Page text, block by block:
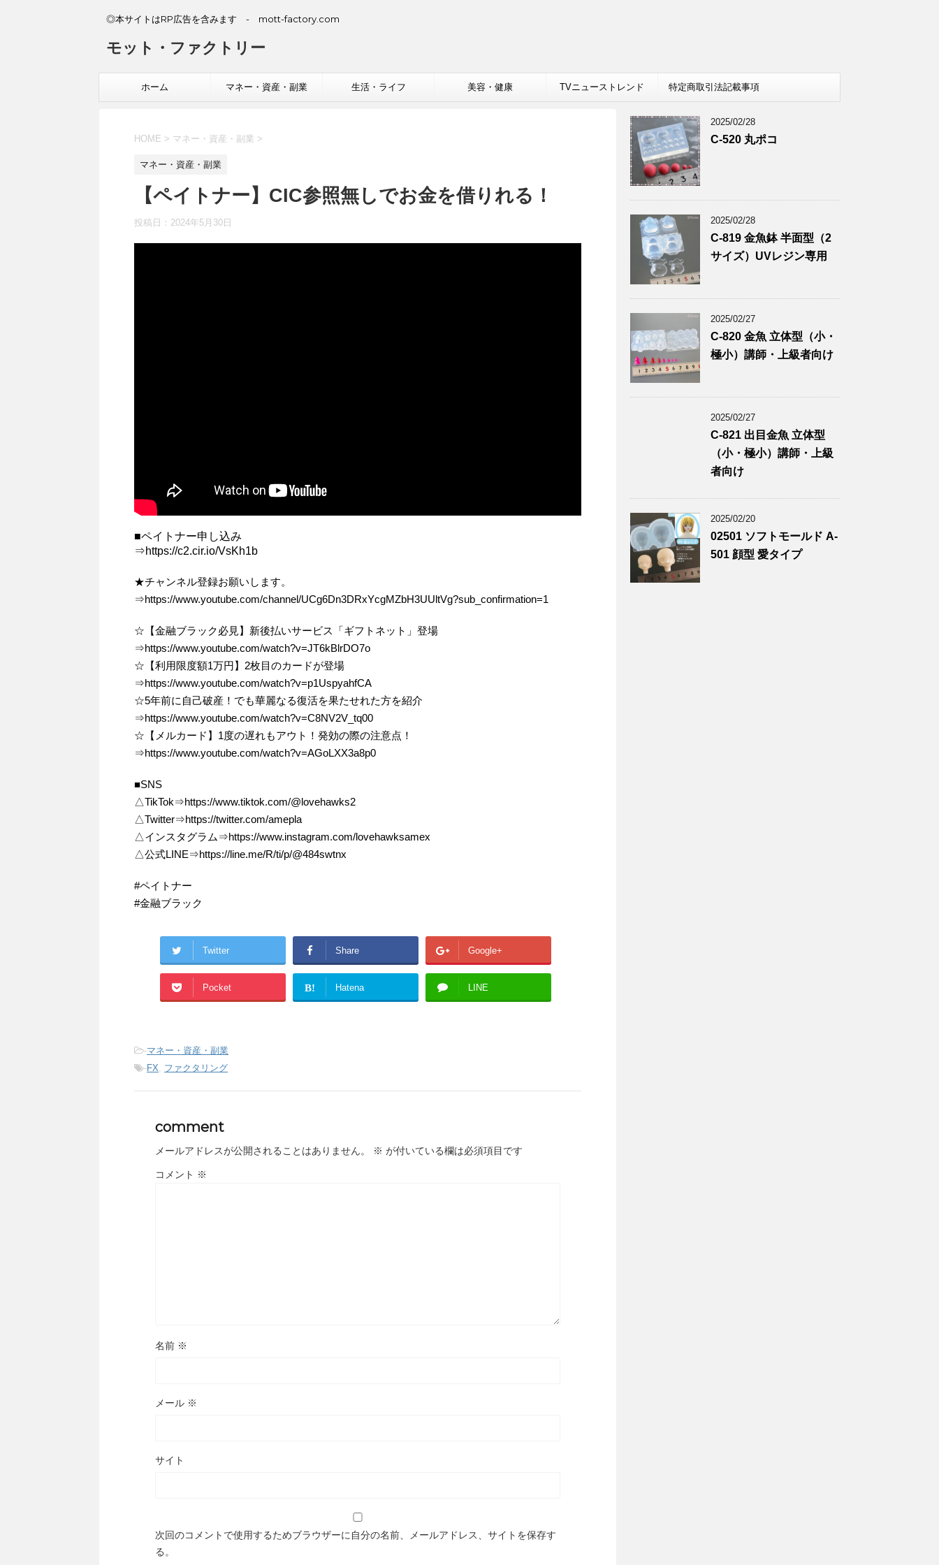
◎本サイトはRP広告を含みます - mott-factory.com
モット・ファクトリー
ホーム マネー・資産・副業 生活・ライフ 美容・健康 TVニューストレンド 特定商取引法記載事項
HOME > マネー・資産・副業 >
マネー・資産・副業
【ペイトナー】CIC参照無しでお金を借りれる！
投稿日： 2024年5月30日
■ペイトナー申し込み
⇒https://c2.cir.io/VsKh1b
★チャンネル登録お願いします。
⇒https://www.youtube.com/channel/UCg6Dn3DRxYcgMZbH3UUltVg?sub_confirmation=1
☆【金融ブラック必見】新後払いサービス「ギフトネット」登場
⇒https://www.youtube.com/watch?v=JT6kBlrDO7o
☆【利用限度額1万円】2枚目のカードが登場
⇒https://www.youtube.com/watch?v=p1UspyahfCA
☆5年前に自己破産！でも華麗なる復活を果たせれた方を紹介
⇒https://www.youtube.com/watch?v=C8NV2V_tq00
☆【メルカード】1度の遅れもアウト！発効の際の注意点！
⇒https://www.youtube.com/watch?v=AGoLXX3a8p0
■SNS
△TikTok⇒https://www.tiktok.com/@lovehawks2
△Twitter⇒https://twitter.com/amepla
△インスタグラム⇒https://www.instagram.com/lovehawksamex
△公式LINE⇒https://line.me/R/ti/p/@484swtnx
#ペイトナー
#金融ブラック
Twitter Share Google+
Pocket B! Hatena LINE
-マネー・資産・副業
-FX, ファクタリング
comment
メールアドレスが公開されることはありません。 ※ が付いている欄は必須項目です
コメント ※
名前 ※
メール ※
サイト
次回のコメントで使用するためブラウザーに自分の名前、メールアドレス、サイトを保存す
る。
2025/02/28
C-520 丸ポコ
2025/02/28
C-819 金魚鉢 半面型（2
サイズ）UVレジン専用
2025/02/27
C-820 金魚 立体型（小・
極小）講師・上級者向け
2025/02/27
C-821 出目金魚 立体型
（小・極小）講師・上級
者向け
2025/02/20
02501 ソフトモールド A-
501 顔型 愛タイプ